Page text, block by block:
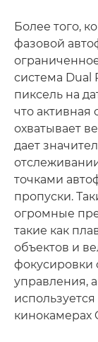
Более того,
фазовой
система Dual
пиксель на
что активная
охватывает
дает
точками
пропуски.
огромные
такие как
объектов и
фокусировки
управления,
кинокамерах